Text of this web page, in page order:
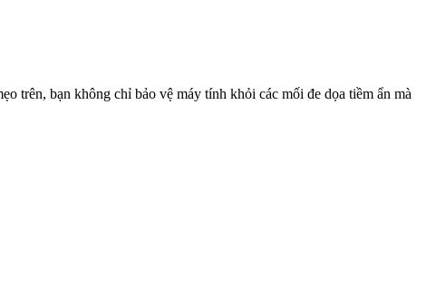
trên, bạn không chỉ bảo vệ máy tính khỏi các mối đe dọa tiềm ẩn mà